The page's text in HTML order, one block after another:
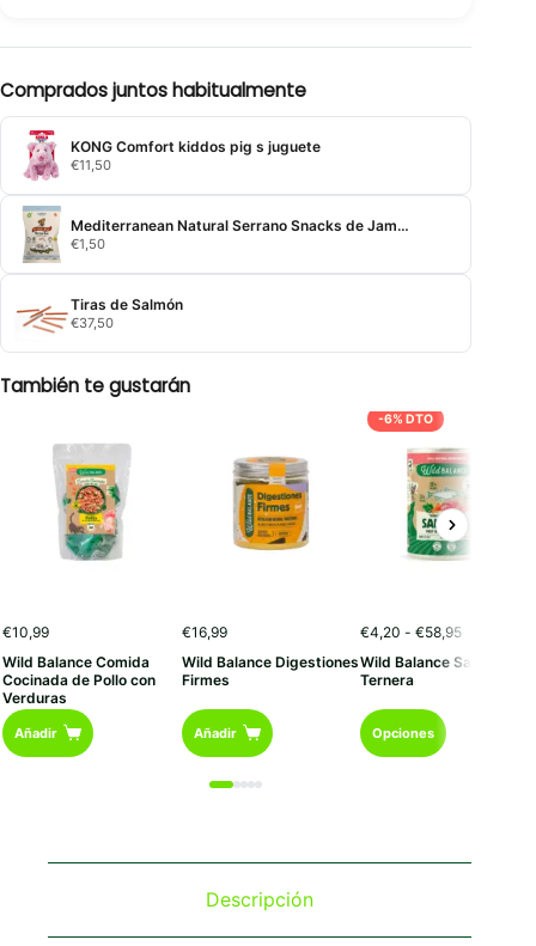
Comprados juntos habitualmente
KONG Comfort kiddos pig s juguete
€11,50
Mediterranean Natural Serrano Snacks de Jamon y Pollo para Cachorros
€1,50
Tiras de Salmón
€37,50
También te gustarán
€10,99
Wild Balance Comida
Cocinada de Pollo con
Verduras
Añadir
€16,99
Wild Balance Digestiones
Firmes
Añadir
-6% DTO
€4,20 - €58,95Rango
precios:
Wild Balance Salmón y
Ternera
Opciones
Este
producto
opciones
elegir
Descripción